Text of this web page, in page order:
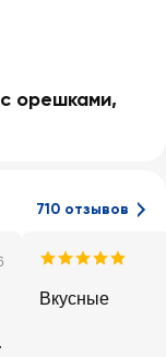
орешками,
710 отзывов
Вкусные